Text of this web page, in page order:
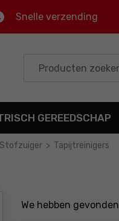
Snelle verzending
GEREEDSCHAP
Stofzuiger > Tapijtreinigers
We hebben gevonden